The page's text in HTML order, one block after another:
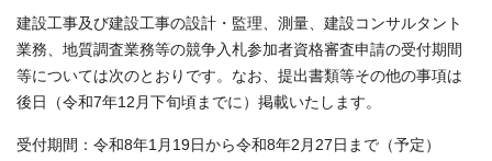
建設工事及び建設工事の設計・監理、測量、建設コンサルタント
業務、地質調査業務等の競争入札参加者資格審査申請の受付期間
等については次のとおりです。なお、提出書類等その他の事項は
後日（令和7年12月下旬頃までに）掲載いたします。
受付期間：令和8年1月19日から令和8年2月27日まで（予定）